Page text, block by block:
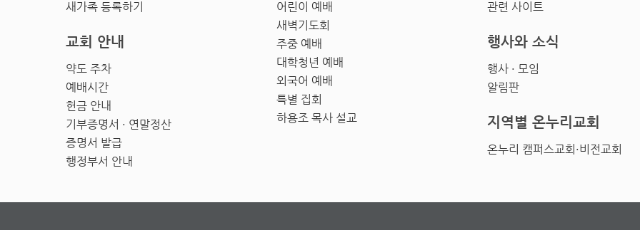
새가족 등록하기
어린이 예배
새벽기도회
주중 예배
대학청년 예배
외국어 예배
특별 집회
하용조 목사 설교
관련 사이트
교회 안내
약도 주차
예배시간
헌금 안내
기부증명서 · 연말정산
증명서 발급
행정부서 안내
행사와 소식
행사 · 모임
알림판
지역별 온누리교회
온누리 캠퍼스교회·비전교회